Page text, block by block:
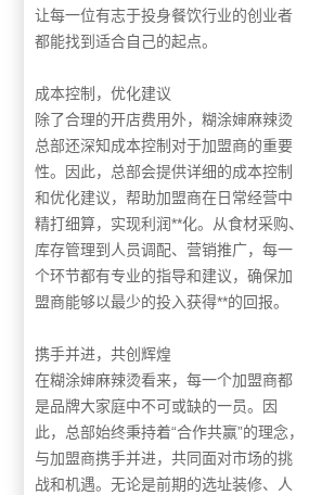
让每一位有志于投身餐饮行业的创业者
都能找到适合自己的起点。
成本控制，优化建议
除了合理的开店费用外，糊涂婶麻辣烫
总部还深知成本控制对于加盟商的重要
性。因此，总部会提供详细的成本控制
和优化建议，帮助加盟商在日常经营中
精打细算，实现利润**化。从食材采购、
库存管理到人员调配、营销推广，每一
个环节都有专业的指导和建议，确保加
盟商能够以最少的投入获得**的回报。
携手并进，共创辉煌
在糊涂婶麻辣烫看来，每一个加盟商都
是品牌大家庭中不可或缺的一员。因
此，总部始终秉持着“合作共赢”的理念，
与加盟商携手并进，共同面对市场的挑
战和机遇。无论是前期的选址装修、人